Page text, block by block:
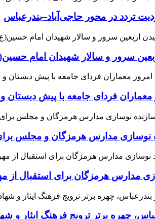
تردد در محور حاجی‌آباد–بندرعباس
سرور و سالار شهیدان امام
معماران فردای جامعه با پیش دبستان و
مدارس هرمزگان و مجلس برای جهش
برای استقبال از مهر؛۴۵۴ کلاس درس جدید به فضای آموزشی استان افزوده
چهره برتر ترویج فرهنگ ایثار و